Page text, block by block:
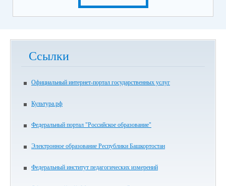
Ссылки
Официальный интернет-портал государственных услуг
Культура.рф
Федеральный портал "Российское образование"
Электронное образование Республики Башкортостан
Федеральный институт педагогических измерений